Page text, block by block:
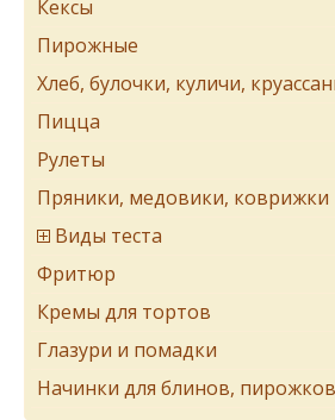
Кексы
Пирожные
Хлеб, булочки, куличи,
Пицца
Рулеты
Пряники, медовики, коврижки
Виды теста
Фритюр
Кремы для тортов
Глазури и помадки
Начинки для блинов,